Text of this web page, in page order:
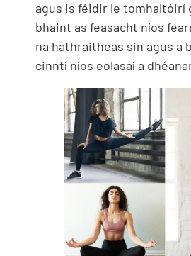
agus is féidir le tomhaltóirí
bhaint as feasacht níos
na hathraitheas sin agus a
cinntí níos eolasaí a